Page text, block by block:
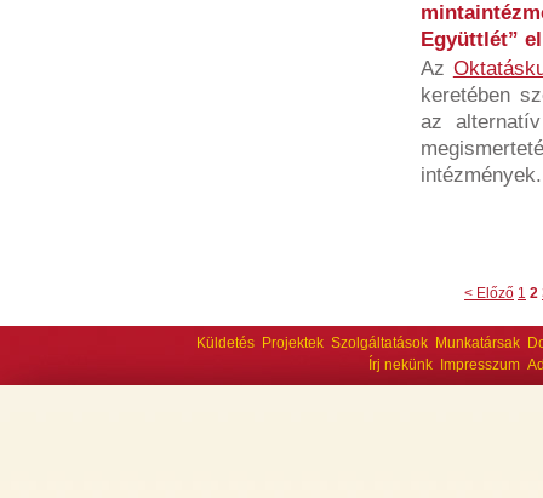
Együttlét”
Az
keretében
az
< Előző 1 2
Küldetés Projektek Szolgáltatások Munkatársak
Írj nekünk
Impresszum